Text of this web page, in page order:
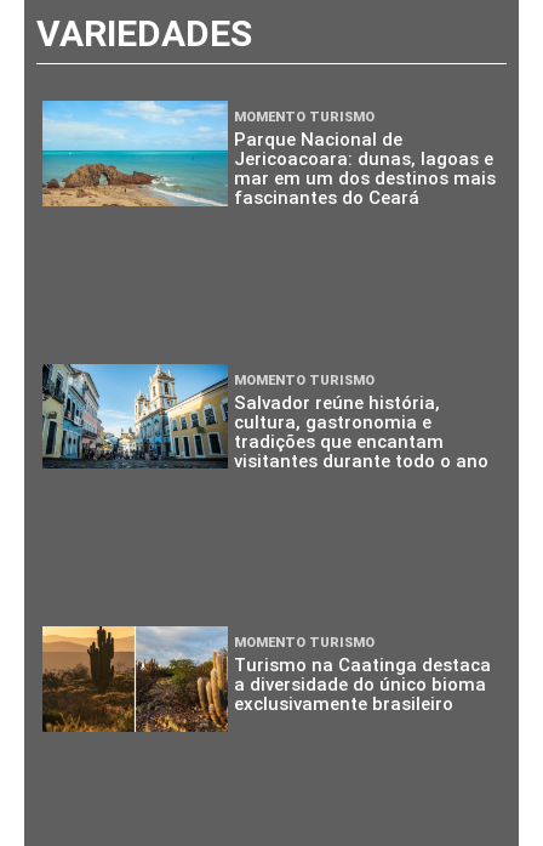
VARIEDADES
MOMENTO TURISMO
Parque Nacional de
Jericoacoara: dunas, lagoas e
mar em um dos destinos mais
fascinantes do Ceará
MOMENTO TURISMO
Salvador reúne história,
cultura, gastronomia e
tradições que encantam
visitantes durante todo o ano
MOMENTO TURISMO
Turismo na Caatinga destaca
a diversidade do único bioma
exclusivamente brasileiro